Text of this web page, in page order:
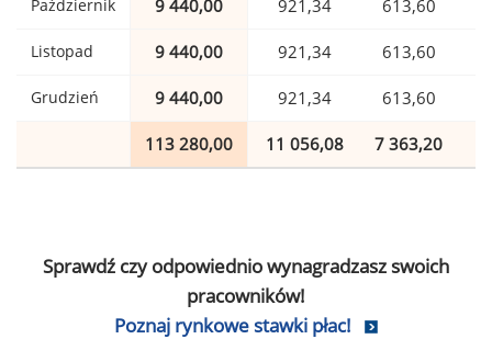
Październik 9 440,00 921,34 613,60
Listopad 9 440,00 921,34 613,60
Grudzień 9 440,00 921,34 613,60
113 280,00 11 056,08 7 363,20
Sprawdź czy odpowiednio wynagradzasz swoich
pracowników!
Poznaj rynkowe stawki płac!